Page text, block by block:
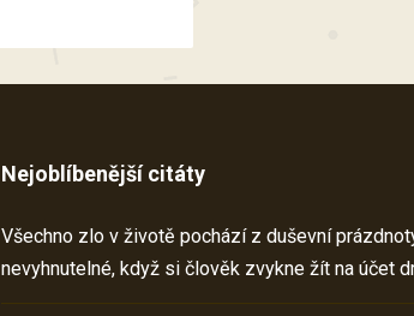
Nejoblíbenější citáty
Všechno zlo v životě pochází z duševní
nevyhnutelné, když si člověk zvykne žít na účet